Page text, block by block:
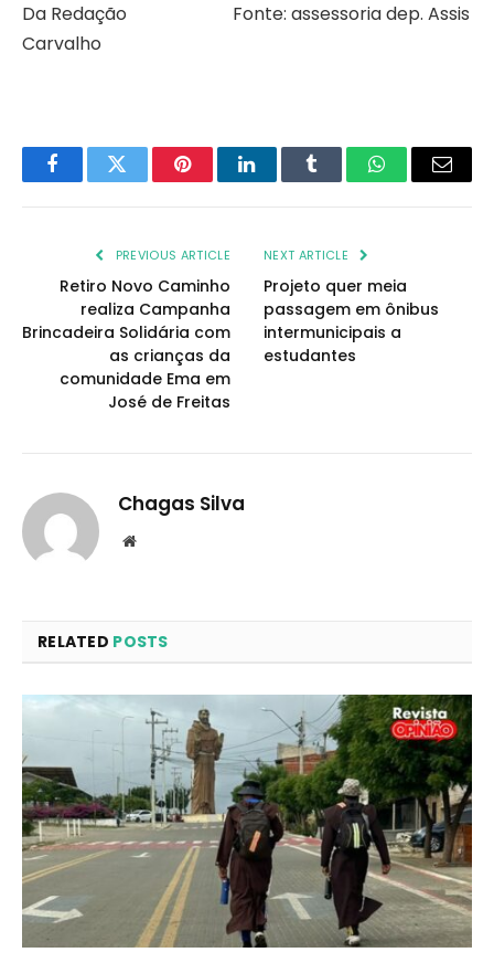
Da Redação Fonte: assessoria dep. Assis
Carvalho
FacebookTwitter PinterestLinkedInTumblr WhatsAppEmail
PREVIOUS ARTICLE
Retiro Novo Caminho
realiza Campanha
Brincadeira Solidária com
as crianças da
comunidade Ema em
José de Freitas
NEXT ARTICLE
Projeto quer meia
passagem em ônibus
intermunicipais a
estudantes
Chagas Silva
Website
RELATED POSTS